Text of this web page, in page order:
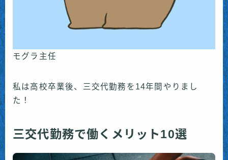
モグラ主任
私は高校卒業後、三交代勤務を14年間やりまし
た！
三交代勤務で働くメリット10選